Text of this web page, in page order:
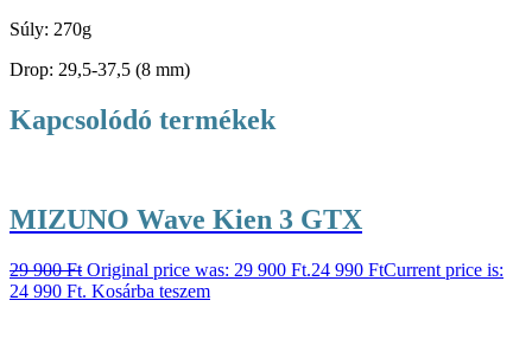
Súly: 270g
Drop: 29,5-37,5 (8 mm)
Kapcsolódó termékek
MIZUNO Wave Kien 3 GTX
29 900Ft Original price was: 29 900 Ft.24 990 FtCurrent price is:
24 990 Ft. Kosárba teszem